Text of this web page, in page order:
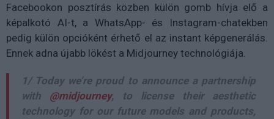
Facebookon posztírás közben külön gomb hívja elő a
képalkotó AI-t, a WhatsApp- és Instagram-chatekben
pedig külön opcióként érhető el az instant képgenerálás.
Ennek adna újabb lökést a Midjourney technológiája.
1/ Today we’re proud to announce a partnership
with @midjourney, to license their aesthetic
technology for our future models and products,